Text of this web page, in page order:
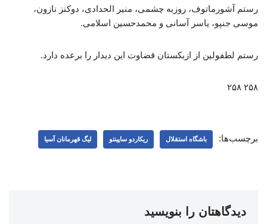
رستم آشورماتوف، روزبه چشمی، منیر الحدادی، دوکنز نازون،
موسی جنپو، یاسر آسانی و محمدحسین اسلامی.
رستم لطفولین از ازبکستان قضاوت این دیدار را برعده دارد.
۲۵۸ ۲۵۸
برچسب‌ها: باشگاه استقلال ریکاردو ساپینتو لیگ قهرمانان آسیا
دیدگاهتان را بنویسید